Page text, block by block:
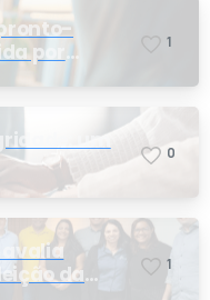
por
1
um
0
avalia
da
1